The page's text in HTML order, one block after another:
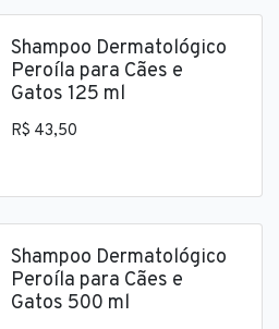
Shampoo Dermatológico
Peroíla para Cães e
Gatos 125 ml
R$ 43,50
Shampoo Dermatológico
Peroíla para Cães e
Gatos 500 ml